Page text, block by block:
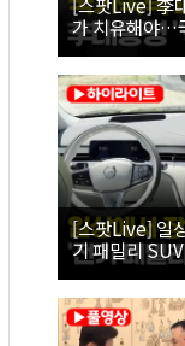
가 치유해야…
26.08.07 국가
[스팟Live] 일
기 패밀리